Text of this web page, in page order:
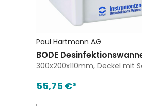
Paul Hartmann AG
BODE
300x200x110mm, Deckel mit
55,75 €*